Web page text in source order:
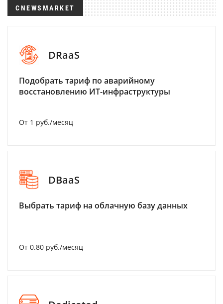
CNEWSMARKET
DRaaS
Подобрать тариф по аварийному
восстановлению ИТ-инфраструктуры
От 1 руб./месяц
DBaaS
Выбрать тариф на облачную базу данных
От 0.80 руб./месяц